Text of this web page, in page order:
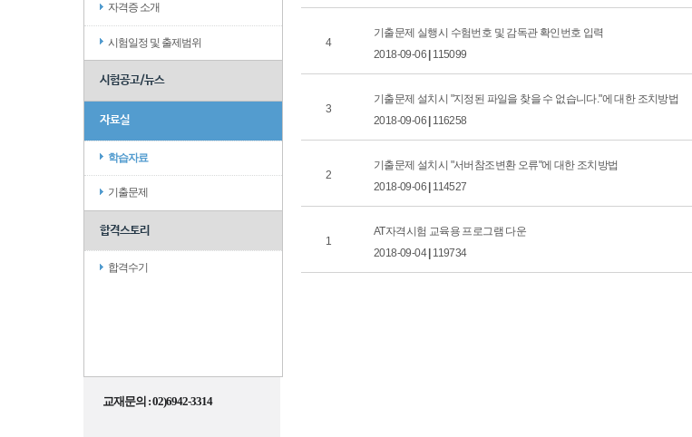
자격증 소개
시험일정 및 출제범위
시험공고/뉴스
자료실
학습자료
기출문제
합격스토리
합격수기
교재문의 : 02)6942-3314
4
기출문제 실행시 수험번호 및 감독관 확인번호 입력
2018-09-06 115099
3
기출문제 설치시 "지정된 파일을 찾을 수 없습니다."에 대한 조치방법
2018-09-06 116258
2
기출문제 설치시 "서버참조변환 오류"에 대한 조치방법
2018-09-06 114527
1
AT자격시험 교육용 프로그램 다운
2018-09-04 119734